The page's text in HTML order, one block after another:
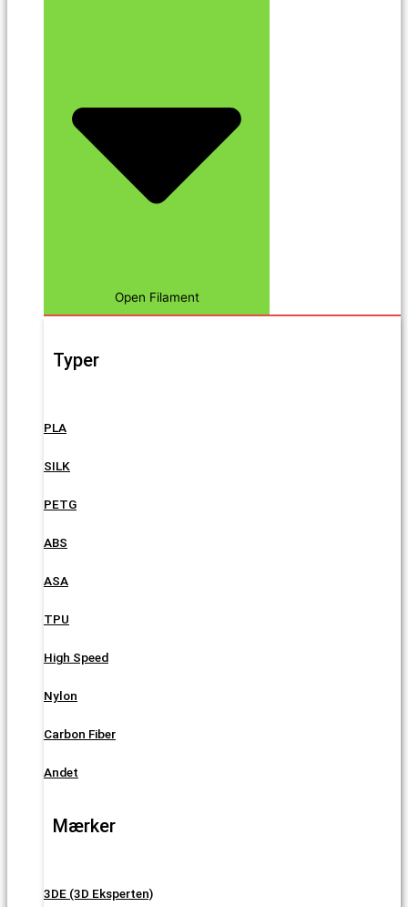
Open Filament
Typer
PLA
SILK
PETG
ABS
ASA
TPU
High Speed
Nylon
Carbon Fiber
Andet
Mærker
3DE (3D Eksperten)